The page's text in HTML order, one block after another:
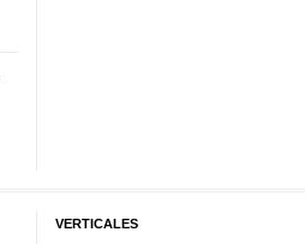
VERTICALES